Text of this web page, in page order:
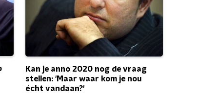
Kan je anno 2020 nog de vraag
stellen: 'Maar waar kom je nou
écht vandaan?'